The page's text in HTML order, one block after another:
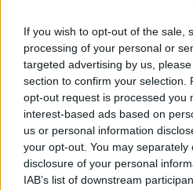
If you wish to opt-out of the sale,
processing of your personal or
targeted advertising by us,
section to confirm your selection.
opt-out request is processed you
interest-based ads based on
us or personal information
your opt-out. You may
disclosure of your personal
IAB’s list of downstream
A múlt év végén 546,3 ezer
Magyarországon, míg 2019-ben
bejegyzett több mint 28,9 ezer
mint az egy évvel korábban
száma, míg a megszűnések
4949-cel el is maradt a 2019-es
20-25 ezerrel több cég húzta le